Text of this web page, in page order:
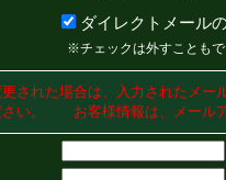
ダイレクトメール
※チェックは外すことも
された場合は、入力されたメ
さい。 お客様情報は、メール